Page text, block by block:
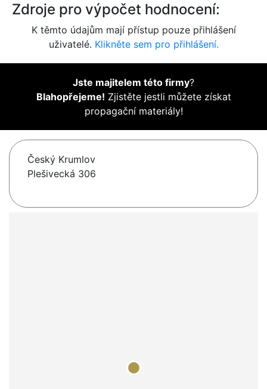
Zdroje pro výpočet hodnocení:
K těmto údajům mají přístup pouze přihlášení
uživatelé. Klikněte sem pro přihlášení.
Jste majitelem této firmy?
Blahopřejeme! Zjistěte jestli můžete získat
propagační materiály!
Český Krumlov
Plešivecká 306